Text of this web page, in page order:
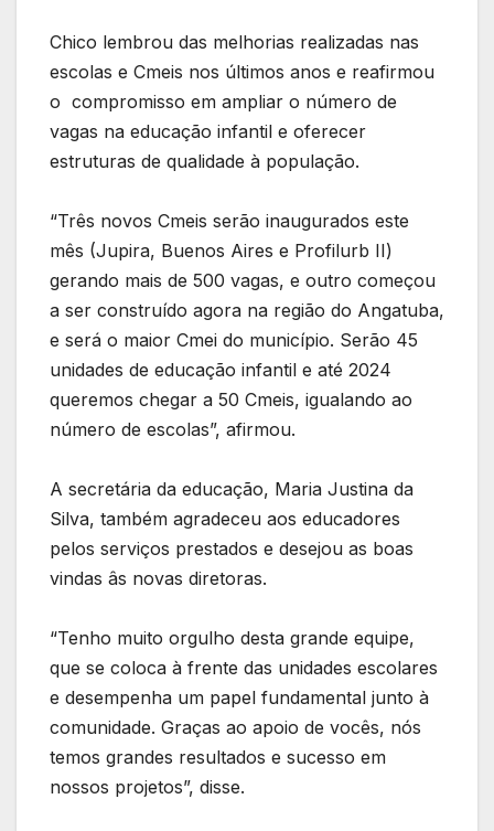
Chico lembrou das melhorias realizadas nas
escolas e Cmeis nos últimos anos e reafirmou
o compromisso em ampliar o número de
vagas na educação infantil e oferecer
estruturas de qualidade à população.
“Três novos Cmeis serão inaugurados este
mês (Jupira, Buenos Aires e Profilurb II)
gerando mais de 500 vagas, e outro começou
a ser construído agora na região do Angatuba,
e será o maior Cmei do município. Serão 45
unidades de educação infantil e até 2024
queremos chegar a 50 Cmeis, igualando ao
número de escolas”, afirmou.
A secretária da educação, Maria Justina da
Silva, também agradeceu aos educadores
pelos serviços prestados e desejou as boas
vindas âs novas diretoras.
“Tenho muito orgulho desta grande equipe,
que se coloca à frente das unidades escolares
e desempenha um papel fundamental junto à
comunidade. Graças ao apoio de vocês, nós
temos grandes resultados e sucesso em
nossos projetos”, disse.